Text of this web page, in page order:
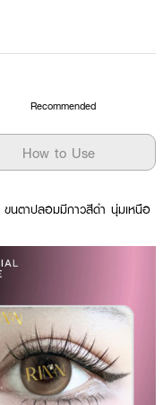
Recommended
How to Use
ขนตาปลอมมีกาวสีดำ นุ่มเหนือ